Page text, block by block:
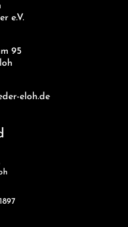
e.V.
95
eloh.de